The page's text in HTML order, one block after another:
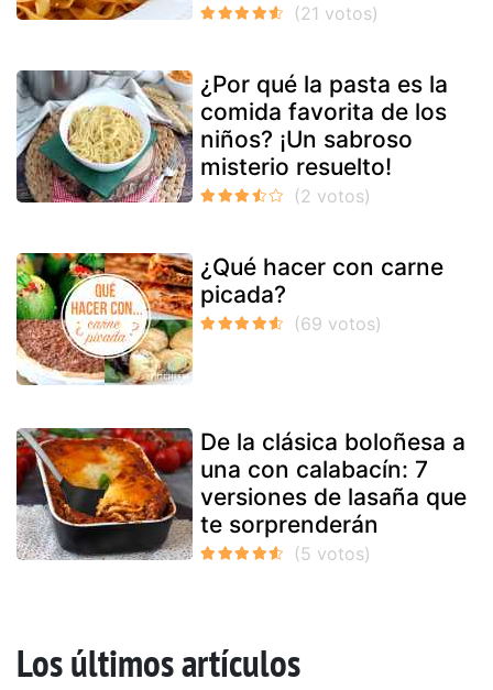
¿Por qué la pasta es la
comida favorita de los
niños? ¡Un sabroso
misterio resuelto!
¿Qué hacer con carne
picada?
De la clásica boloñesa a
una con calabacín: 7
versiones de lasaña que
te sorprenderán
Los últimos artículos